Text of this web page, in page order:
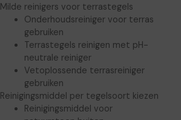
Milde reinigers voor terrastegels
Onderhoudsreiniger voor terras
gebruiken
Terrastegels reinigen met pH-
neutrale reiniger
Vetoplossende terrasreiniger
gebruiken
Reinigingsmiddel per tegelsoort kiezen
Reinigingsmiddel voor